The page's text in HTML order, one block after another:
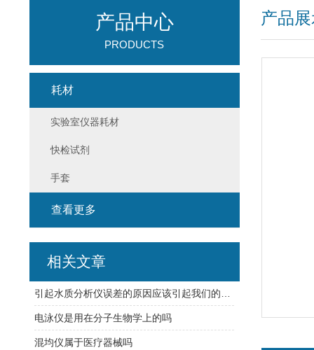
产品
产品中心
PRODUCTS
耗材
实验室仪器耗材
快检试剂
手套
查看更多
相关文章
电泳仪是用在分子生物学上的吗
混均仪属于医疗器械吗